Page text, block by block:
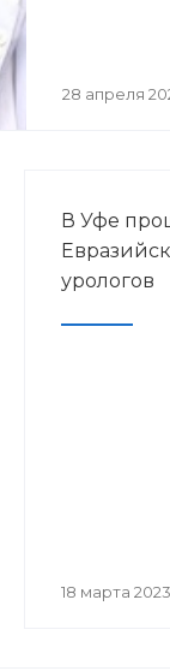
28 апреля
В Уфе
урологов
18 марта 2023